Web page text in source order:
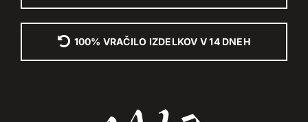
100% VRAČILO IZDELKOV V 14 DNEH